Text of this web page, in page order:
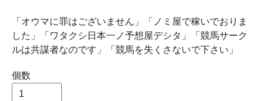
「オウマに罪はございません」「ノミ屋で稼いでおりま
した」「ワタクシ日本一ノ予想屋デシタ」「競馬サーク
ルは共謀者なのです」「競馬を失くさないで下さい」
個数